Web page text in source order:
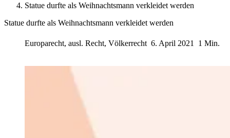
Statue durfte als Weihnachtsmann verkleidet werden
Statue durfte als Weihnachtsmann verkleidet werden
Europarecht, ausl. Recht, Völkerrecht 6. April 2021 1 Min.